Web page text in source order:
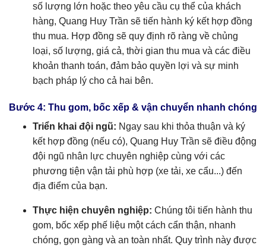
số lượng lớn hoặc theo yêu cầu cụ thể của khách
hàng, Quang Huy Trần sẽ tiến hành ký kết hợp đồng
thu mua. Hợp đồng sẽ quy định rõ ràng về chủng
loại, số lượng, giá cả, thời gian thu mua và các điều
khoản thanh toán, đảm bảo quyền lợi và sự minh
bạch pháp lý cho cả hai bên.
Bước 4: Thu gom, bốc xếp & vận chuyển nhanh chóng
Triển khai đội ngũ: Ngay sau khi thỏa thuận và ký
kết hợp đồng (nếu có), Quang Huy Trần sẽ điều động
đội ngũ nhân lực chuyên nghiệp cùng với các
phương tiện vận tải phù hợp (xe tải, xe cẩu...) đến
địa điểm của bạn.
Thực hiện chuyên nghiệp: Chúng tôi tiến hành thu
gom, bốc xếp phế liệu một cách cẩn thận, nhanh
chóng, gọn gàng và an toàn nhất. Quy trình này được